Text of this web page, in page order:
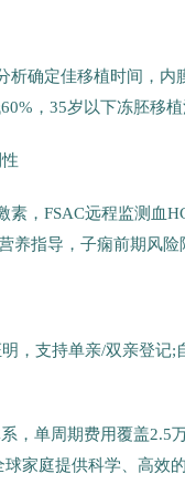
析确定佳移植时间，
，35岁以下冻胚移植
，FSAC远程监测血
指导，子痫前期风险
，支持单亲/双亲登记
，单周期费用覆盖
家庭提供科学、高效